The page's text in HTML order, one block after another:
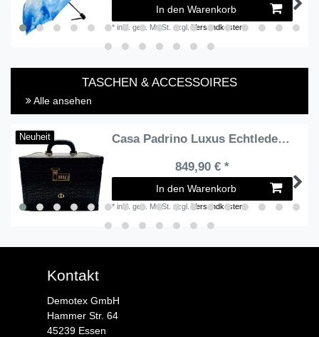
In den Warenkorb
*inkl. ges. MwSt. zzgl.Versandkosten
TASCHEN & ACCESSOIRES
Alle ansehen
Neuheit Casa Padrino Luxus Echtleder Schminkkoffer Schwarz / Gold 28 x 16 x H. 16 cm
849,90 € *
In den Warenkorb
*inkl. ges. MwSt. zzgl.Versandkosten
Kontakt
Demotex GmbH
Hammer Str. 64
45239 Essen